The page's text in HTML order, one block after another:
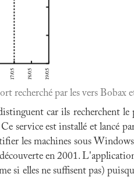
recherché par les vers Bobax
car ils recherchent
service est installé et lancé
les machines sous
en 2001.
si elles ne suffisent pas)